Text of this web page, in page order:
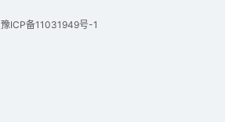
豫ICP备11031949号-1